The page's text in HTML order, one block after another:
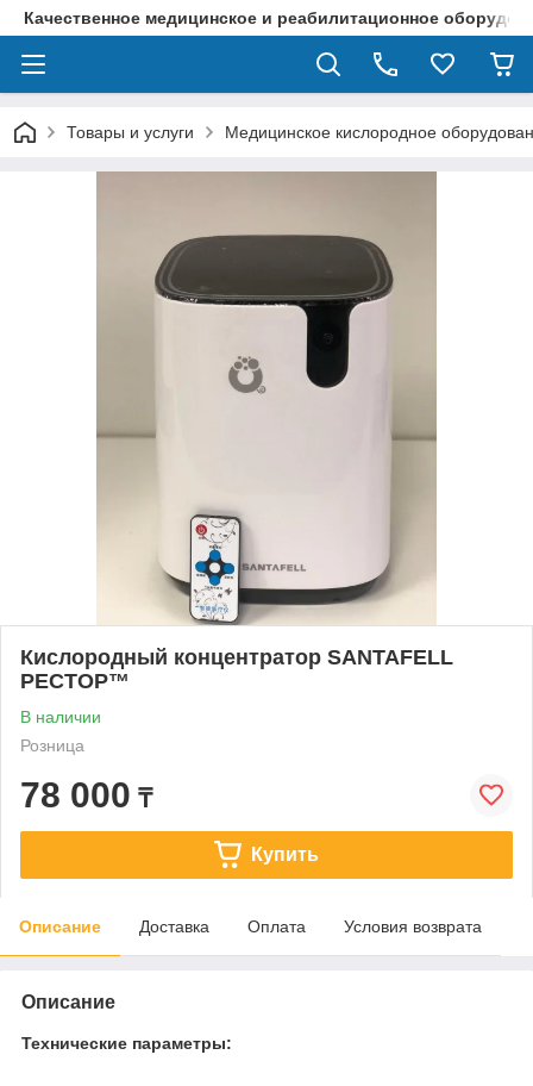
Качественное медицинское и реабилитационное
Товары и услуги Медицинское кислородное
Кислородный концентратор SANTAFELL
РЕСТОР™
В наличии
Розница
78 000 ₸
Купить
Описание Доставка Оплата Условия возврата
Описание
Технические параметры: